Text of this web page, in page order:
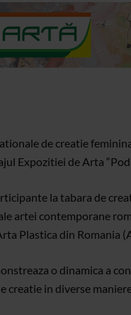
de creatie
Expozitiei de Arta
la tabara de
artei contemporane
Plastica din Romania
o dinamica a
in diverse